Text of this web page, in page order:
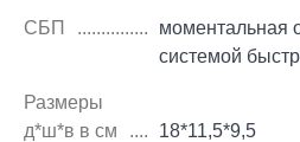
СБП
моментальная
системой
Размеры
д*ш*в в см
18*11,5*9,5